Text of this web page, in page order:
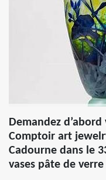
Demandez
Comptoir art
Cadourne dans le
vases pâte de